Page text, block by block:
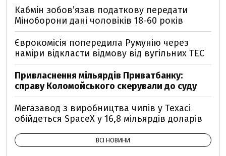
Кабмін зобовʼязав податкову передати
Міноборони дані чоловіків 18-60 років
Єврокомісія попередила Румунію через
наміри відкласти відмову від вугільних ТЕС
Привласнення мільярдів Приватбанку:
справу Коломойського скерували до суду
Мегазавод з виробництва чипів у Техасі
обійдеться SpaceX у 16,8 мільярдів доларів
ВСІ НОВИНИ